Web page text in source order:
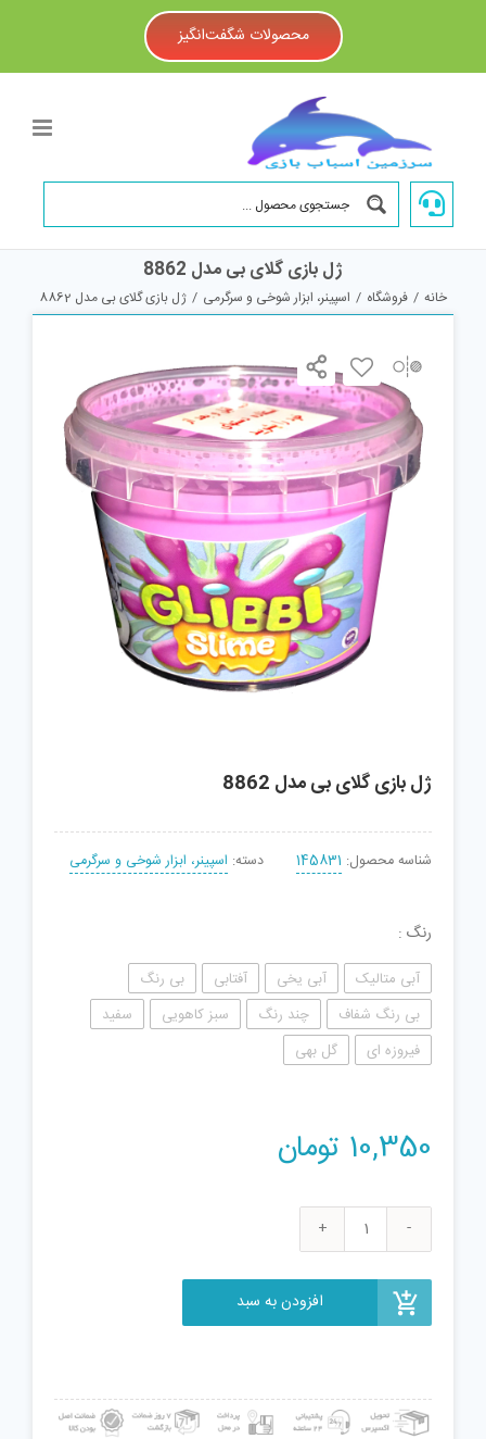
محصولات شگفت‌انگیز
ژل بازی گلای بی مدل 8862
خانه / فروشگاه / اسپینر، ابزار شوخی و سرگرمی / ژل بازی گلای بی مدل 8862
ژل بازی گلای بی مدل 8862
شناسه محصول: 145831 دسته: اسپینر، ابزار شوخی و سرگرمی
رنگ
آبی متالیک آبی یخی آفتابی
بی رنگ
بی رنگ شفاف
چند رنگ سبز کاهویی
سفید
فیروزه ای
گل بهی
10,350 تومان
ژل
افزودن به سبد